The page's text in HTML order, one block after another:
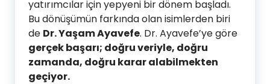
yatırımcılar için yepyeni bir dönem başladı.
Bu dönüşümün farkında olan isimlerden biri
de Dr. Yaşam Ayavefe. Dr. Ayavefe’ye göre
gerçek başarı; doğru veriyle, doğru
zamanda, doğru karar alabilmekten
geçiyor.